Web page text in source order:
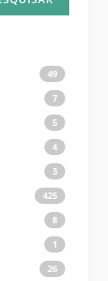
49
7
5
4
3
425
8
1
26